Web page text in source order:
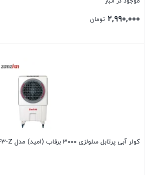
۲,۹۹۰,۰۰۰ تومان
کولر آبی پرتابل سلولزی 3000 برفاب (امید) مدل BF3-Z